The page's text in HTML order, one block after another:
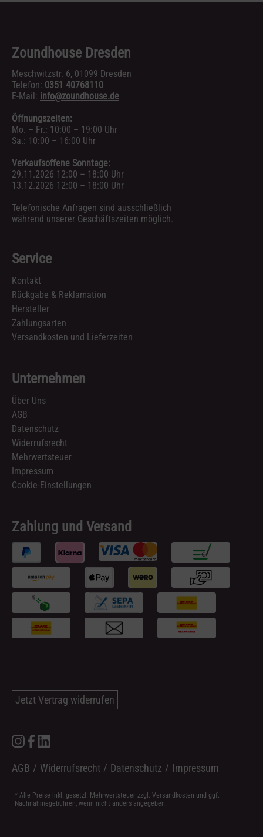
Zoundhouse Dresden
Meschwitzstr. 6, 01099 Dresden
Telefon: 0351 40768110
E-Mail: info@zoundhouse.de
Öffnungszeiten:
Mo. – Fr.: 10:00 – 19:00 Uhr
Sa.: 10:00 – 16:00 Uhr
Verkaufsoffene Sonntage:
29.11.2026 12:00 – 18:00 Uhr
13.12.2026 12:00 – 18:00 Uhr
Telefonische Anfragen sind ausschließlich
während unserer Geschäftszeiten möglich.
Service
Kontakt
Rückgabe & Reklamation
Hersteller
Zahlungsarten
Versandkosten und Lieferzeiten
Unternehmen
Über Uns
AGB
Datenschutz
Widerrufsrecht
Mehrwertsteuer
Impressum
Cookie-Einstellungen
Zahlung und Versand
Jetzt Vertrag widerrufen
AGB / Widerrufsrecht / Datenschutz / Impressum
* Alle Preise inkl. gesetzl. Mehrwertsteuer zzgl. Versandkosten und ggf.
Nachnahmegebühren, wenn nicht anders angegeben.